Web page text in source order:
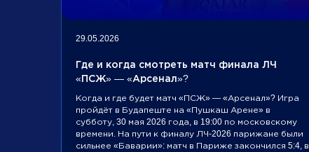
29.05.2026
Где и когда смотреть матч финала ЛЧ
«ПСЖ» — «Арсенал»?
Когда и где будет матч «ПСЖ» — «Арсенал»? Игра
пройдёт в Будапеште на «Пушкаш Арене» в
субботу, 30 мая 2026 года, в 19:00 по московскому
времени. На пути к финалу ЛЧ-2026 парижане были
сильнее «Баварии»: матч в Париже закончился 5:4, в